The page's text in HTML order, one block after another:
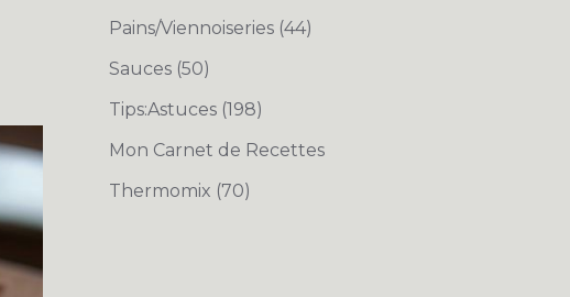
Pains/Viennoiseries (44)
Sauces (50)
Tips:Astuces (198)
Mon Carnet de Recettes
Thermomix (70)